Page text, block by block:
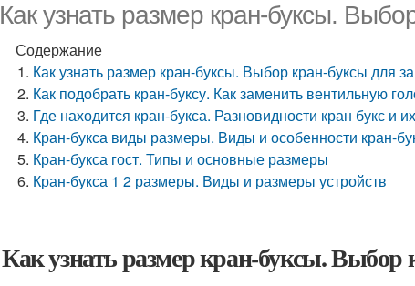
Как узнать размер кран-буксы.
Содержание
Как узнать размер кран-буксы. Выбор кран-буксы для
Как подобрать кран-буксу. Как заменить вентильную
Где находится кран-букса. Разновидности кран букс и
Кран-букса виды размеры. Виды и особенности кран-
Кран-букса гост. Типы и основные размеры
Кран-букса 1 2 размеры. Виды и размеры устройств
Как узнать размер кран-буксы.